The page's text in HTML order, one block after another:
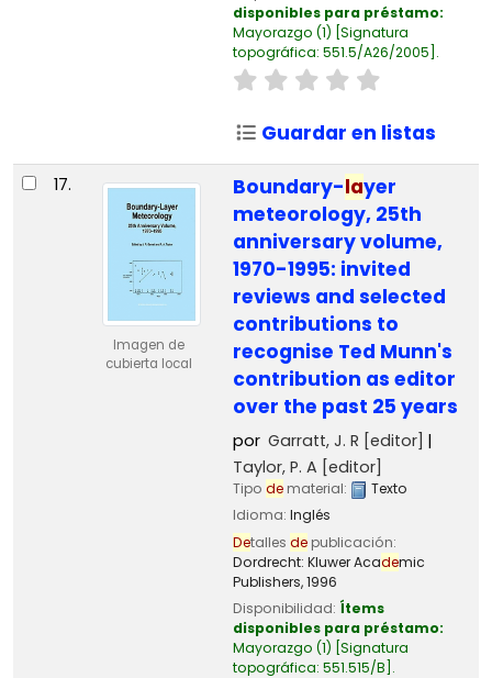
disponibles para préstamo:
Mayorazgo (1) Signatura
topográfica: 551.5/A26/2005 .
Guardar en listas
17.
Imagen de
cubierta local
Boundary-layer
meteorology, 25th
anniversary volume,
1970-1995: invited
reviews and selected
contributions to
recognise Ted Munn's
contribution as editor
over the past 25 years
por Garratt, J. R [editor]
Taylor, P. A [editor]
Tipo dematerial:
Texto
Idioma: Inglés
Detalles depublicación:
Dordrecht: Kluwer Academic
Publishers,1996
Disponibilidad: Ítems
disponibles para préstamo:
Mayorazgo (1) Signatura
topográfica: 551.515/B .